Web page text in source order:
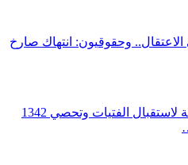
وحقوقيون: انتهاك صارخ
سلطات سبتة تنشئ مراكز خاصة لاستقبال الفتيات وتحصي 1342